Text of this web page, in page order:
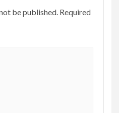
be published. Required